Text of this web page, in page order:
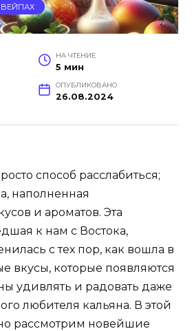
НА ЧТЕНИЕ
5 мин
ОПУБЛИКОВАНО
26.08.2024
способ расслабиться;
наполненная
и ароматов. Эта
к нам с Востока,
с тех пор, как вошла в
вкусы, которые появляются
удивлять и радовать даже
любителя кальяна. В этой
рассмотрим новейшие